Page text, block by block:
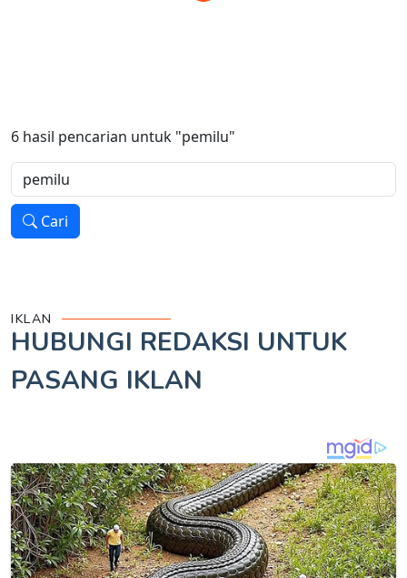
6 hasil pencarian untuk "pemilu"
Cari
IKLAN
HUBUNGI REDAKSI UNTUK
PASANG IKLAN